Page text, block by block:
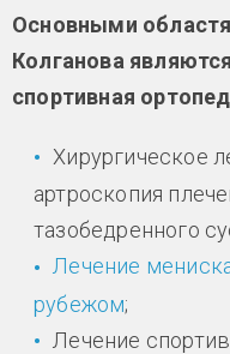
Основными
Колганова
спортивная
Хирургическое
артроскопия
тазобедренного
Лечение
рубежом;
Лечение